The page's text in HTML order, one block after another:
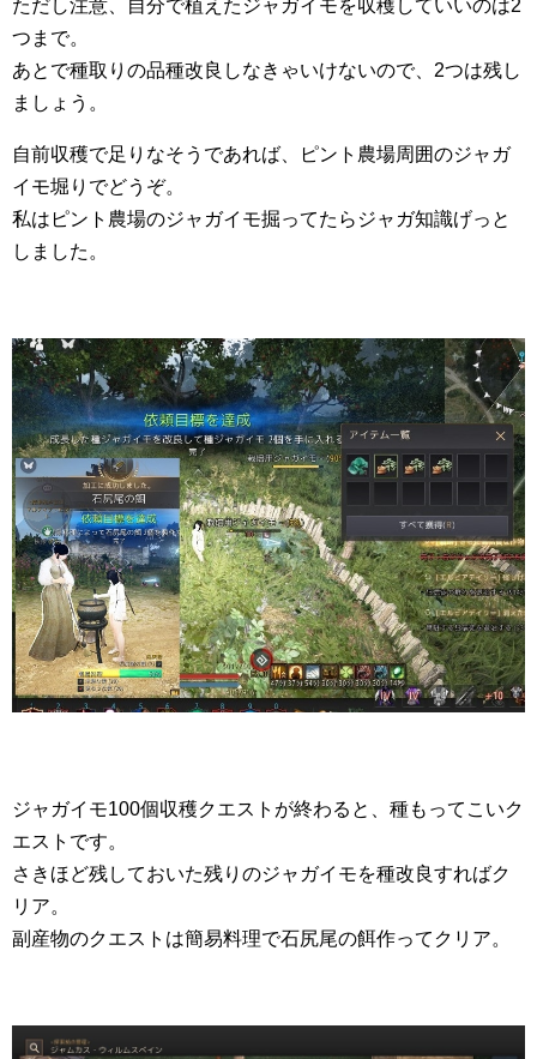
ただし注意、自分で植えたジャガイモを収穫していいのは2
つまで。
あとで種取りの品種改良しなきゃいけないので、2つは残し
ましょう。
自前収穫で足りなそうであれば、ピント農場周囲のジャガ
イモ堀りでどうぞ。
私はピント農場のジャガイモ掘ってたらジャガ知識げっと
しました。
ジャガイモ100個収穫クエストが終わると、種もってこいク
エストです。
さきほど残しておいた残りのジャガイモを種改良すればク
リア。
副産物のクエストは簡易料理で石尻尾の餌作ってクリア。